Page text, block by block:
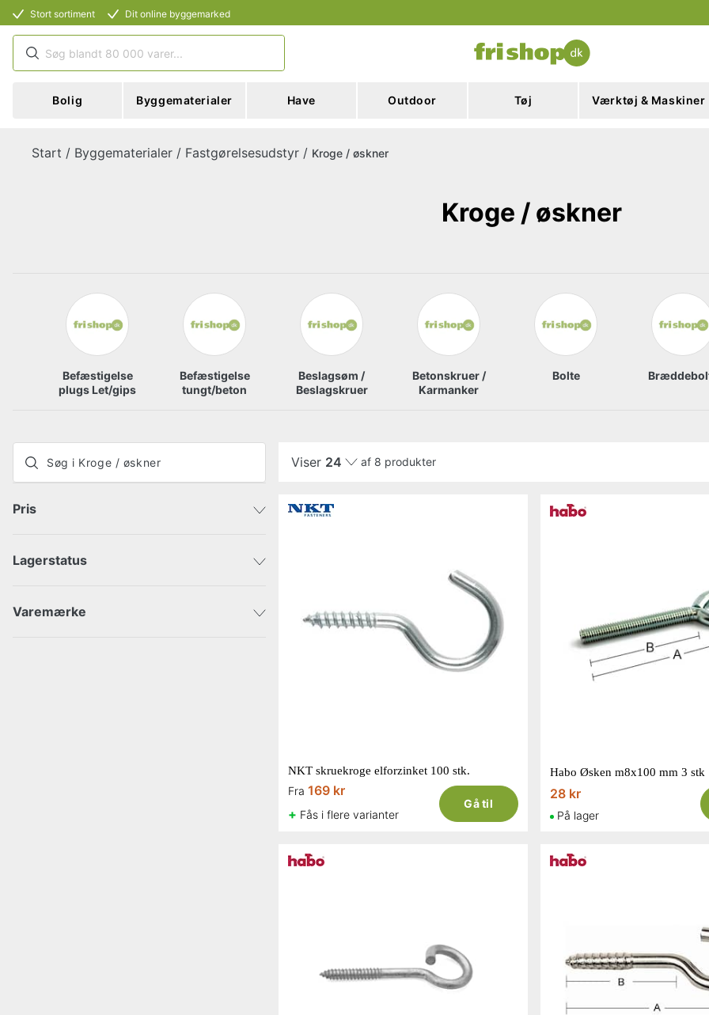
Stort sortiment Dit online byggemarked
Bolig Byggematerialer Have Outdoor Tøj Værktøj & Maskiner
Start / Byggematerialer / Fastgørelsesudstyr / Kroge / øskner
Kroge / øskner
Befæstigelse
plugs Let/gips
Befæstigelse
tungt/beton
Beslagsøm /
Beslagskruer
Betonskruer /
Karmanker
Bolte
Pris
Lagerstatus
Sendes med det samme
Varemærke
Viser 24 af 8 produkter
NKT skruekroge elforzinket 100 stk.
Fra 169 kr
+ Fås i flere varianter
Gå til
Habo Øsken m8x100 mm 3 stk
28 kr
På lager